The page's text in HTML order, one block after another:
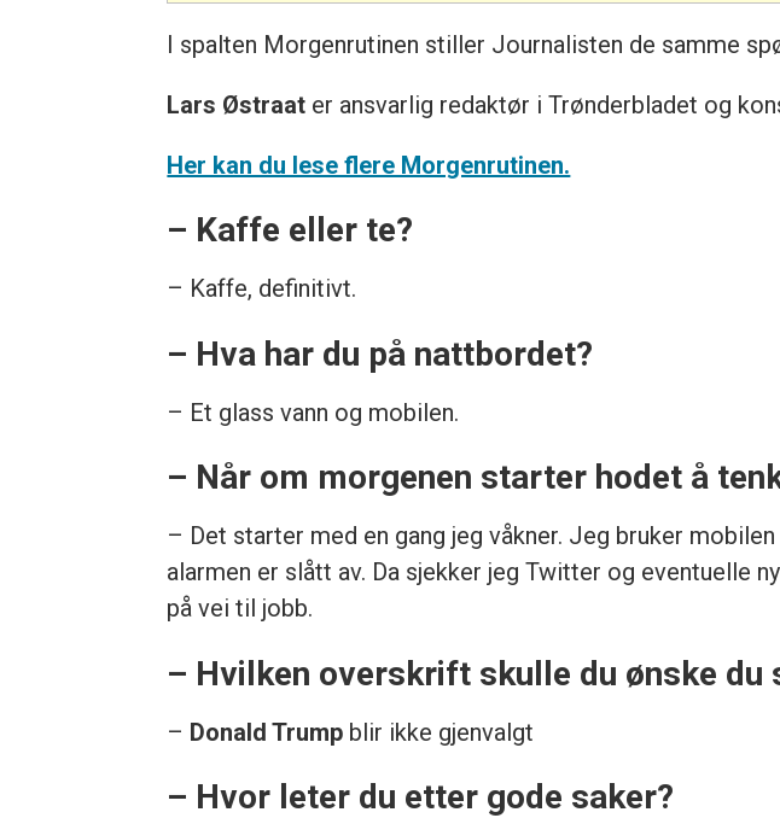
I spalten Morgenrutinen stiller Journalisten de samme
Lars Østraat er ansvarlig redaktør i Trønderbladet og
Her kan du lese flere Morgenrutinen.
– Kaffe eller te?
– Kaffe, definitivt.
– Hva har du på nattbordet?
– Et glass vann og mobilen.
– Når om morgenen starter hodet å
– Det starter med en gang jeg våkner. Jeg bruker
alarmen er slått av. Da sjekker jeg Twitter og eventuelle
på vei til jobb.
– Hvilken overskrift skulle du ønske du
– Donald Trump blir ikke gjenvalgt
– Hvor leter du etter gode saker?